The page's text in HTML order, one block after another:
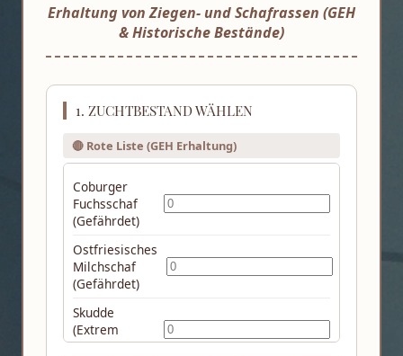
Erhaltung von Ziegen- und Schafrassen (GEH
& Historische Bestände)
1. ZUCHTBESTAND WÄHLEN
🔴 Rote Liste (GEH Erhaltung)
Coburger
Fuchsschaf
(Gefährdet)
Ostfriesisches
Milchschaf
(Gefährdet)
Skudde
(Extrem
gefährdet)